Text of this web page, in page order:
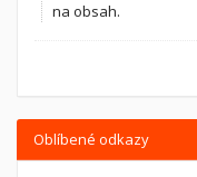
na obsah.
Oblíbené odkazy